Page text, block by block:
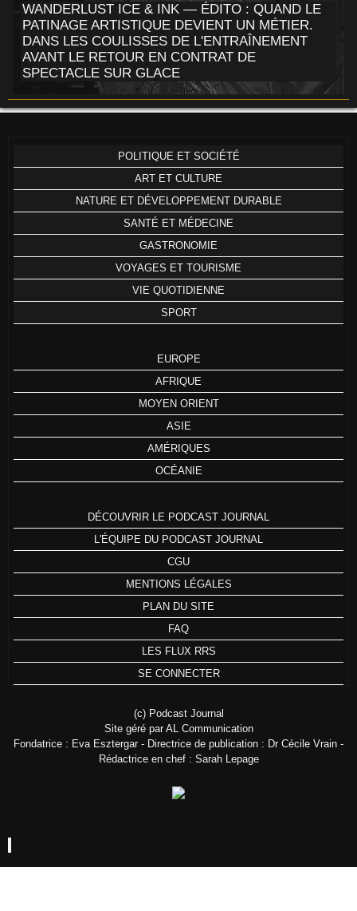
WANDERLUST ICE & INK — ÉDITO : QUAND LE
PATINAGE ARTISTIQUE DEVIENT UN MÉTIER.
DANS LES COULISSES DE L'ENTRAÎNEMENT
AVANT LE RETOUR EN CONTRAT DE
SPECTACLE SUR GLACE
POLITIQUE ET SOCIÉTÉ
ART ET CULTURE
NATURE ET DÉVELOPPEMENT DURABLE
SANTÉ ET MÉDECINE
GASTRONOMIE
VOYAGES ET TOURISME
VIE QUOTIDIENNE
SPORT
EUROPE
AFRIQUE
MOYEN ORIENT
ASIE
AMÉRIQUES
OCÉANIE
DÉCOUVRIR LE PODCAST JOURNAL
L'ÉQUIPE DU PODCAST JOURNAL
CGU
MENTIONS LÉGALES
PLAN DU SITE
FAQ
LES FLUX RRS
SE CONNECTER
(c) Podcast Journal
Site géré par AL Communication
Fondatrice : Eva Esztergar - Directrice de publication : Dr Cécile Vrain -
Rédactrice en chef : Sarah Lepage